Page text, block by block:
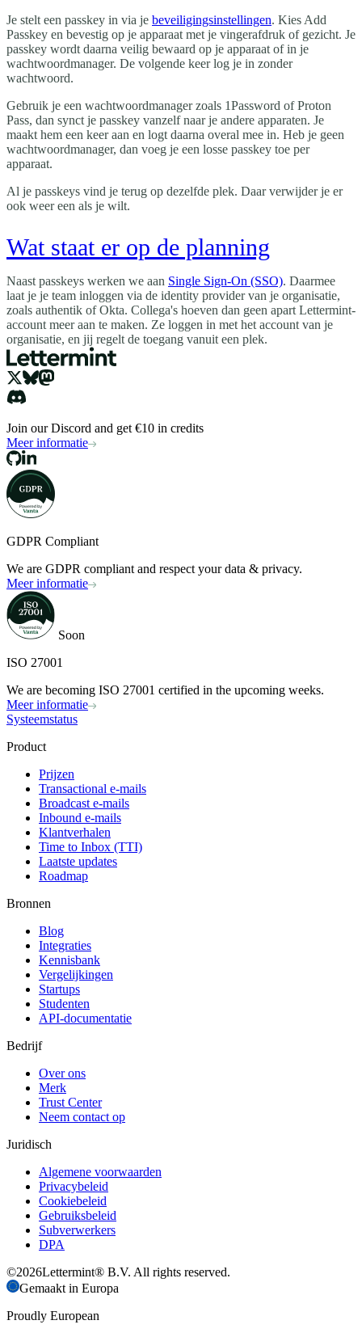
Je stelt een passkey in via je beveiligingsinstellingen. Kies Add
Passkey en bevestig op je apparaat met je vingerafdruk of gezicht. Je
passkey wordt daarna veilig bewaard op je apparaat of in je
wachtwoordmanager. De volgende keer log je in zonder
wachtwoord.
Gebruik je een wachtwoordmanager zoals 1Password of Proton
Pass, dan synct je passkey vanzelf naar je andere apparaten. Je
maakt hem een keer aan en logt daarna overal mee in. Heb je geen
wachtwoordmanager, dan voeg je een losse passkey toe per
apparaat.
Al je passkeys vind je terug op dezelfde plek. Daar verwijder je er
ook weer een als je wilt.
Wat staat er op de planning
Naast passkeys werken we aan Single Sign-On (SSO). Daarmee
laat je je team inloggen via de identity provider van je organisatie,
zoals authentik of Okta. Collega's hoeven dan geen apart Lettermint-
account meer aan te maken. Ze loggen in met het account van je
organisatie, en jij regelt de toegang vanuit een plek.
Join our Discord and get €10 in credits
Meer informatie
GDPR Compliant
We are GDPR compliant and respect your data & privacy.
Meer informatie
Soon
ISO 27001
We are becoming ISO 27001 certified in the upcoming weeks.
Meer informatie
Systeemstatus
Product
Prijzen
Transactional e-mails
Broadcast e-mails
Inbound e-mails
Klantverhalen
Time to Inbox (TTI)
Laatste updates
Roadmap
Bronnen
Blog
Integraties
Kennisbank
Vergelijkingen
Startups
Studenten
API-documentatie
Bedrijf
Over ons
Merk
Trust Center
Neem contact op
Juridisch
Algemene voorwaarden
Privacybeleid
Cookiebeleid
Gebruiksbeleid
Subverwerkers
DPA
©2026Lettermint® B.V. All rights reserved.
Gemaakt in Europa
Proudly European